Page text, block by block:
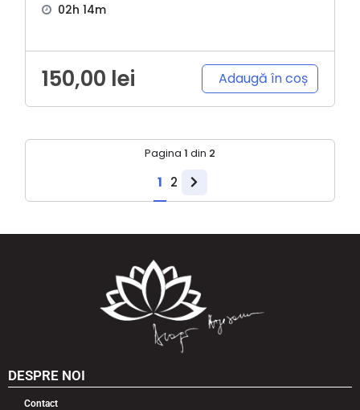
02h 14m
150,00 lei Adaugă în coș
Pagina 1 din 2
1 2
DESPRE NOI
Contact